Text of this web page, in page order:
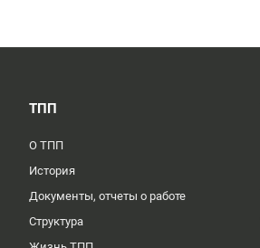
ТПП
О ТПП
История
Документы, отчеты о работе
Структура